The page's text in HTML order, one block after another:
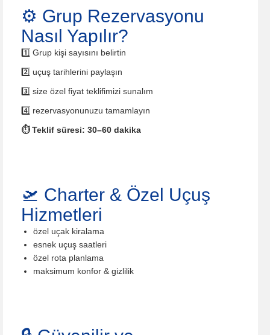
⚙️ Grup Rezervasyonu
Nasıl Yapılır?
1️⃣ Grup kişi sayısını belirtin
2️⃣ uçuş tarihlerini paylaşın
3️⃣ size özel fiyat teklifimizi sunalım
4️⃣ rezervasyonunuzu tamamlayın
⏱ Teklif süresi: 30–60 dakika
🛫 Charter & Özel Uçuş
Hizmetleri
özel uçak kiralama
esnek uçuş saatleri
özel rota planlama
maksimum konfor & gizlilik